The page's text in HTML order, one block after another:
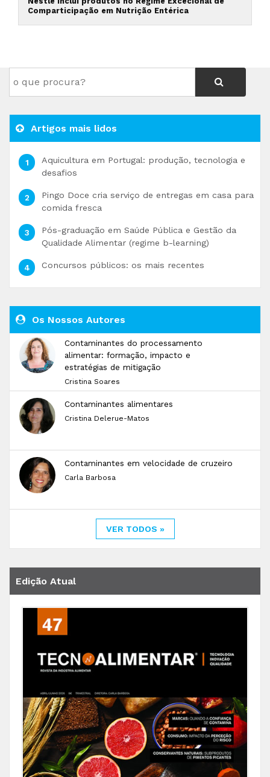
Comparticipação em Nutrição Entérica
Artigos mais lidos
Aquicultura em Portugal: produção, tecnologia e
desafios
Pingo Doce cria serviço de entregas em casa para
comida fresca
Pós-graduação em Saúde Pública e Gestão da
Qualidade Alimentar (regime b-learning)
Concursos públicos: os mais recentes
Os Nossos Autores
Contaminantes do processamento
alimentar: formação, impacto e
estratégias de mitigação
Cristina Soares
Contaminantes alimentares
Cristina Delerue-Matos
Contaminantes em velocidade de cruzeiro
Carla Barbosa
VER TODOS »
Edição Atual